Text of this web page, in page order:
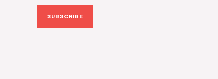
a
SUBSCRIBE